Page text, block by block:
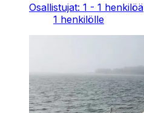
Osallistujat: 1 - 1 henkilöä
1 henkilölle